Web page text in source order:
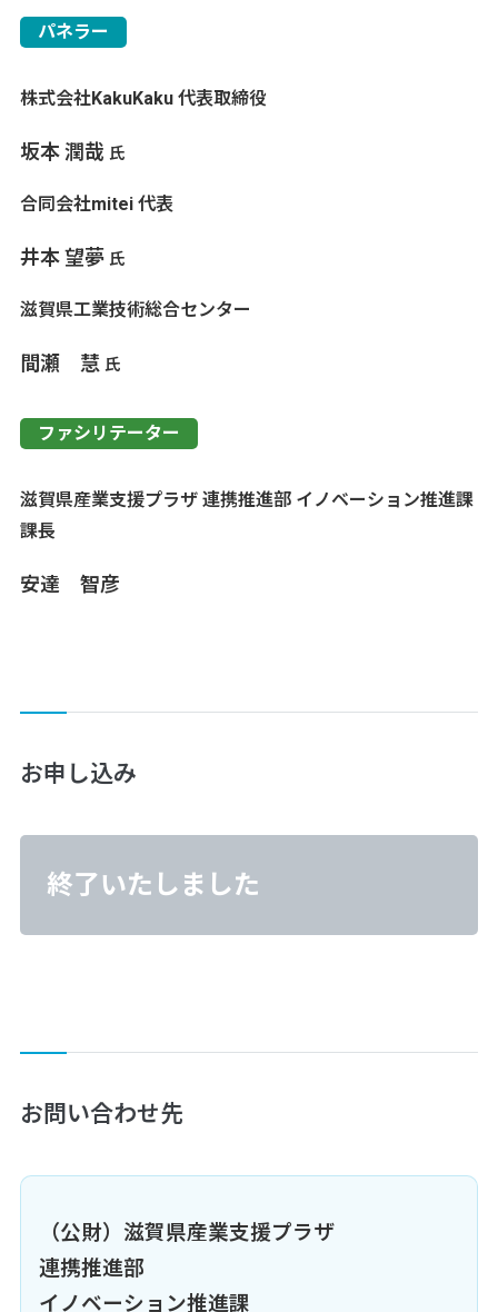
パネラー
株式会社KakuKaku 代表取締役
坂本 潤哉 氏
合同会社mitei 代表
井本 望夢 氏
滋賀県工業技術総合センター
間瀬 慧 氏
ファシリテーター
滋賀県産業支援プラザ 連携推進部 イノベーション推進課
課長
安達 智彦
お申し込み
終了いたしました
お問い合わせ先
（公財）滋賀県産業支援プラザ
連携推進部
イノベーション推進課